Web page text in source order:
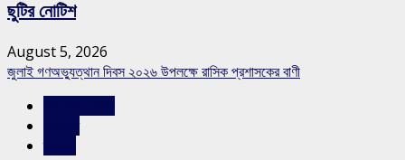
ছুটির নোটিশ
August 5, 2026
জুলাই গণঅভ্যুত্থান দিবস ২০২৬ উপলক্ষে রাসিক প্রশাসকের বাণী